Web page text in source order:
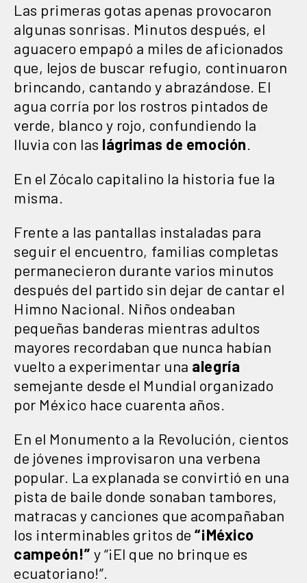
Las primeras gotas apenas provocaron
algunas sonrisas. Minutos después, el
aguacero empapó a miles de aficionados
que, lejos de buscar refugio, continuaron
brincando, cantando y abrazándose. El
agua corría por los rostros pintados de
verde, blanco y rojo, confundiendo la
lluvia con las lágrimas de emoción.
En el Zócalo capitalino la historia fue la
misma.
Frente a las pantallas instaladas para
seguir el encuentro, familias completas
permanecieron durante varios minutos
después del partido sin dejar de cantar el
Himno Nacional. Niños ondeaban
pequeñas banderas mientras adultos
mayores recordaban que nunca habían
vuelto a experimentar una alegría
semejante desde el Mundial organizado
por México hace cuarenta años.
En el Monumento a la Revolución, cientos
de jóvenes improvisaron una verbena
popular. La explanada se convirtió en una
pista de baile donde sonaban tambores,
matracas y canciones que acompañaban
los interminables gritos de“¡México
campeón!” y “¡El que no brinque es
ecuatoriano!”.